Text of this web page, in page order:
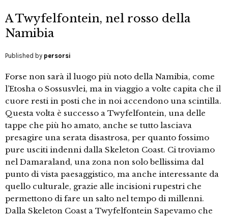
A Twyfelfontein, nel rosso della
Namibia
Published by persorsi
Forse non sarà il luogo più noto della Namibia, come
l’Etosha o Sossusvlei, ma in viaggio a volte capita che il
cuore resti in posti che in noi accendono una scintilla.
Questa volta è successo a Twyfelfontein, una delle
tappe che più ho amato, anche se tutto lasciava
presagire una serata disastrosa, per quanto fossimo
pure usciti indenni dalla Skeleton Coast. Ci troviamo
nel Damaraland, una zona non solo bellissima dal
punto di vista paesaggistico, ma anche interessante da
quello culturale, grazie alle incisioni rupestri che
permettono di fare un salto nel tempo di millenni.
Dalla Skeleton Coast a Twyfelfontein Sapevamo che